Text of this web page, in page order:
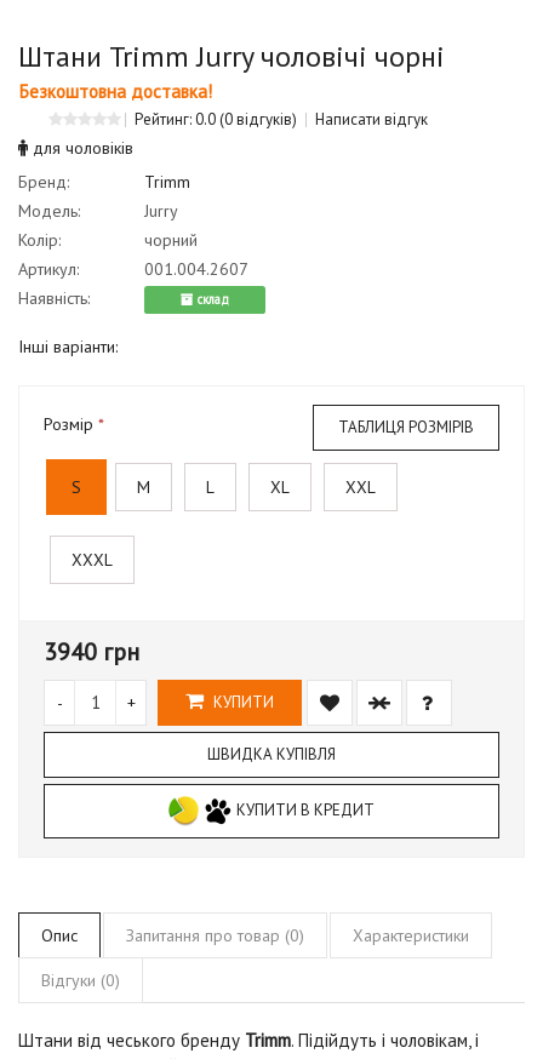
Штани Trimm Jurry чоловічі чорні
Безкоштовна доставка!
Рейтинг: 0.0(0 відгуків) Написати відгук
для чоловіків
Бренд:
Trimm
Модель:
Jurry
Колір:
чорний
Артикул:
001.004.2607
Наявність:
cклад
Інші варіанти:
Розмір ТАБЛИЦЯ РОЗМІРІВ
S M L XL XXL
XXXL
3940 грн
- + КУПИТИ
ШВИДКА КУПІВЛЯ
КУПИТИ В КРЕДИТ
Опис Запитання про товар (0) Характеристики
Відгуки (0)
Штани від чеського бренду Trimm. Підійдуть і чоловікам, і